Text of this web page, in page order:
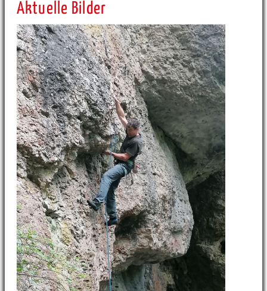
Aktuelle Bilder